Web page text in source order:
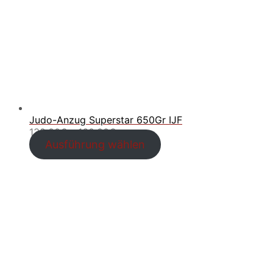
Judo-Anzug Superstar 650Gr IJF
130.00€ –160.00€Preisspanne:
130.00€
Ausführung wählen